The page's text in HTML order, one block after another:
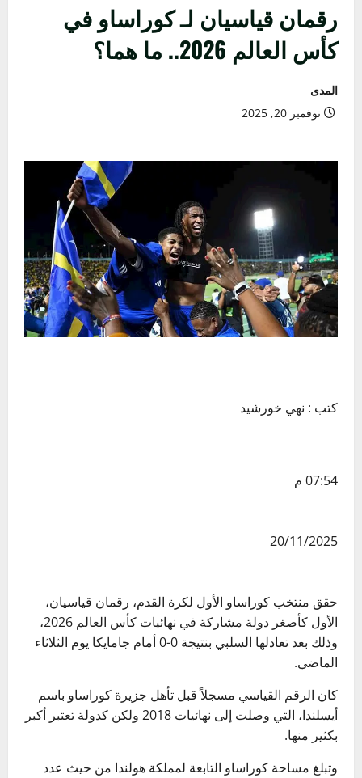
رقمان قياسيان لـ كوراساو في
كأس العالم 2026.. ما هما؟
المدى
نوفمبر 20, 2025
كتب : نهي خورشيد
07:54 م
20/11/2025
حقق منتخب كوراساو الأول لكرة القدم، رقمان قياسيان،
الأول كأصغر دولة مشاركة في نهائيات كأس العالم 2026،
وذلك بعد تعادلها السلبي بنتيجة 0-0 أمام جامايكا يوم الثلاثاء
الماضي.
كان الرقم القياسي مسجلاً قبل تأهل جزيرة كوراساو باسم
أيسلندا، التي وصلت إلى نهائيات 2018 ولكن كدولة تعتبر أكبر
بكثير منها.
وتبلغ مساحة كوراساو التابعة لمملكة هولندا من حيث عدد